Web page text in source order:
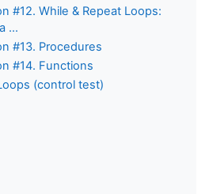
#12. While & Repeat Loops:
...
#13. Procedures
#14. Functions
(control test)